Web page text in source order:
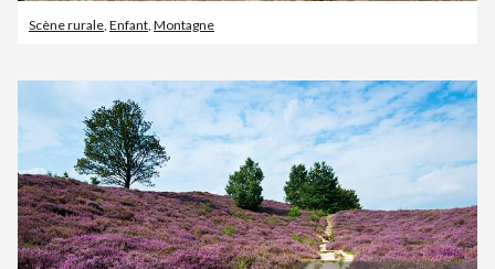
Scène rurale Enfant Montagne